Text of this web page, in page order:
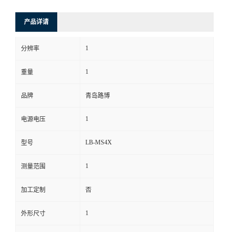
系
方
式
在
线
产品详请
分辨率 1
重量 1
品牌 青岛路博
电源电压 1
型号 LB-MS4X
测量范围 1
加工定制 否
外形尺寸 1